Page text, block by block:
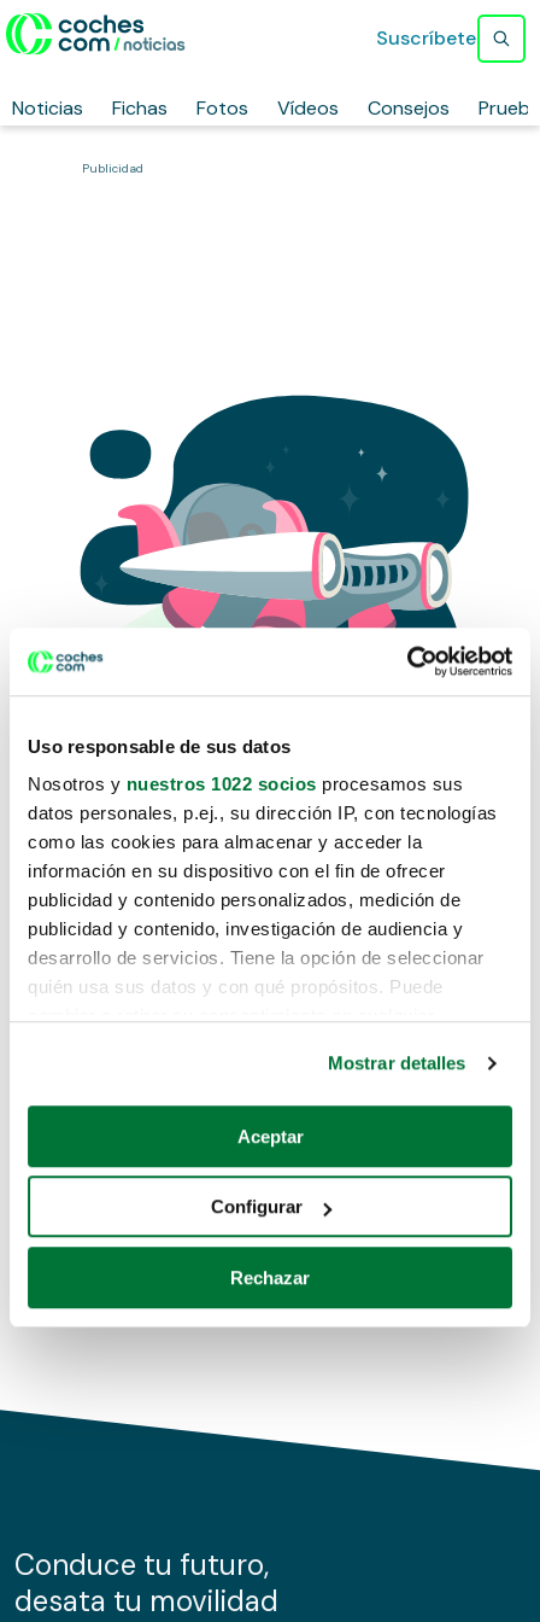
Uso responsable de sus datos
Nosotros y nuestros 1022 socios procesamos sus
datos personales, p.ej., su dirección IP, con tecnologías
como las cookies para almacenar y acceder la
información en su dispositivo con el fin de ofrecer
publicidad y contenido personalizados, medición de
publicidad y contenido, investigación de audiencia y
desarrollo de servicios. Tiene la opción de seleccionar
quién usa sus datos y con qué propósitos. Puede
Si lo permite, también quisiéramos:
Recopilar información sobre su ubicación geográfica
Identificar su dispositivo analizándolo activamente
para buscar características específicas (huellas
Obtenga más información sobre cómo se procesan sus
de cookies.
información sobre el uso que haga del sitio web con
nuestros partners de redes sociales, publicidad y análisis
Mostrar detalles
Aceptar
Configurar
Rechazar
Noticias Fichas Fotos Vídeos Consejos
Suscríbete
Publicidad
Lo sentimos, no sabemos como
te hemos traido hasta aquí.
Pero puedes encontrar el coche que estás
buscando en alguno de estos enlaces:
Coches de segunda mano
Coches de km0
Conduce tu futuro,
desata tu movilidad